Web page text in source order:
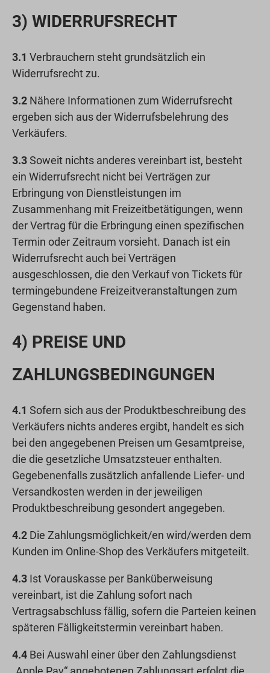
3) WIDERRUFSRECHT
3.1 Verbrauchern steht grundsätzlich ein
Widerrufsrecht zu.
3.2 Nähere Informationen zum Widerrufsrecht
ergeben sich aus der Widerrufsbelehrung des
Verkäufers.
3.3Soweit nichts anderes vereinbart ist, besteht
ein Widerrufsrecht nicht bei Verträgen zur
Erbringung von Dienstleistungen im
Zusammenhang mit Freizeitbetätigungen, wenn
der Vertrag für die Erbringung einen spezifischen
Termin oder Zeitraum vorsieht. Danach ist ein
Widerrufsrecht auch bei Verträgen
ausgeschlossen, die den Verkauf von Tickets für
termingebundene Freizeitveranstaltungen zum
Gegenstand haben.
4) PREISE UND
ZAHLUNGSBEDINGUNGEN
4.1 Sofern sich aus der Produktbeschreibung des
Verkäufers nichts anderes ergibt, handelt es sich
bei den angegebenen Preisen um Gesamtpreise,
die die gesetzliche Umsatzsteuer enthalten.
Gegebenenfalls zusätzlich anfallende Liefer- und
Versandkosten werden in der jeweiligen
Produktbeschreibung gesondert angegeben.
4.2 Die Zahlungsmöglichkeit/en wird/werden dem
Kunden im Online-Shop des Verkäufers mitgeteilt.
4.3 Ist Vorauskasse per Banküberweisung
vereinbart, ist die Zahlung sofort nach
Vertragsabschluss fällig, sofern die Parteien keinen
späteren Fälligkeitstermin vereinbart haben.
4.4 Bei Auswahl einer über den Zahlungsdienst